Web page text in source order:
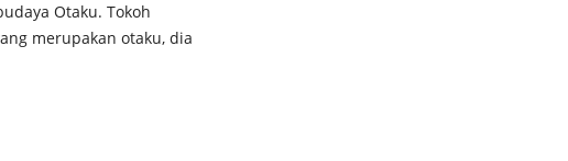
Otaku. Tokoh
merupakan otaku, dia